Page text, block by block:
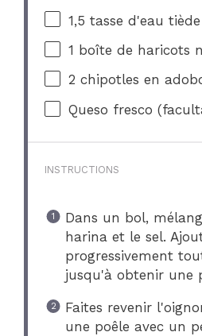
1,5 tasse d'eau tiède
1 boîte de haricots
2 chipotles en
Queso fresco
INSTRUCTIONS
Dans un bol,
harina et le sel.
progressivement
jusqu'à obtenir une
Faites revenir
une poêle avec un